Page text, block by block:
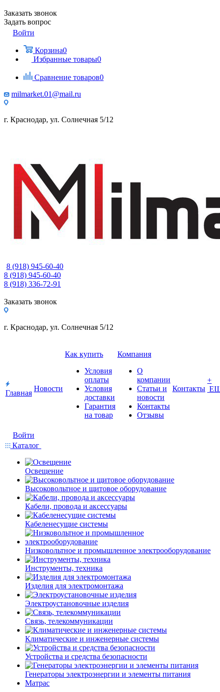
Заказать звонок
Задать вопрос
Войти
Корзина0
Избранные товары0
Сравнение товаров0
milmarket.01@mail.ru
г. Краснодар, ул. Солнечная 5/12
8 (918) 945-60-40
8 (918) 945-60-40
8 (918) 336-72-91
Заказать звонок
г. Краснодар, ул. Солнечная 5/12
Главная
Новости
Как купить
Условия
оплаты
Условия
доставки
Гарантия
на товар
Компания
О
компании
Статьи и
новости
Контакты
Отзывы
Контакты
+
Войти
Каталог
Освещение
Высоковольтное и щитовое оборудование
Кабели, провода и аксессуары
Кабеленесущие системы
Низковольтное и промышленное электрооборудование
Инструменты, техника
Изделия для электромонтажа
Электроустановочные изделия
Связь, телекоммуникации
Климатические и инженерные системы
Устройства и средства безопасности
Генераторы электроэнергии и элементы питания
Матрас